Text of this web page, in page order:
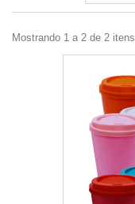
Mostrando 1 a 2 de 2 itens